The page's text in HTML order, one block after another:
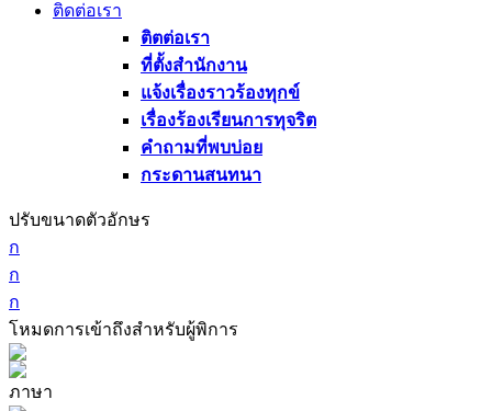
ติดต่อเรา
ติตต่อเรา
ที่ตั้งสำนักงาน
แจ้งเรื่องราวร้องทุกข์
เรื่องร้องเรียนการทุจริต
คำถามที่พบบ่อย
กระดานสนทนา
ปรับขนาดตัวอักษร
ก
ก
ก
โหมดการเข้าถึงสำหรับผู้พิการ
ภาษา